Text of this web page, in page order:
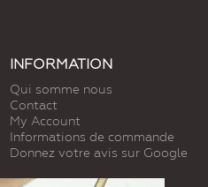
INFORMATION
Qui somme nous
Contact
My Account
Informations de commande
Donnez votre avis sur Google